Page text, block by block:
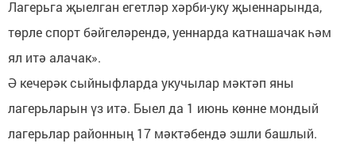
Лагерьга җыелган егетләр хәрби-уку җыеннарында,
төрле спорт бәйгеләрендә, уеннарда катнашачак һәм
ял итә алачак».
Ә кечерәк сыйныфларда укучылар мәктәп яны
лагерьларын үз итә. Быел да 1 июнь көнне мондый
лагерьлар районның 17 мәктәбендә эшли башлый.